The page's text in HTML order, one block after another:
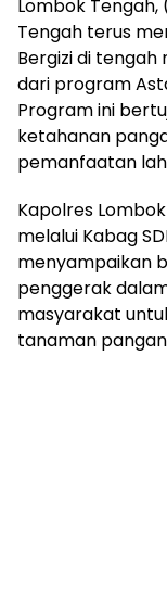
Lombok Tengah,
Tengah terus
Bergizi di
dari program
Program ini
ketahanan
pemanfaatan
Kapolres
melalui Kabag
menyampaikan
penggerak
masyarakat
tanaman